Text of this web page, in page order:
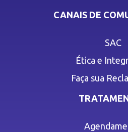
CANAIS DE
SAC
Ética e
Faça sua